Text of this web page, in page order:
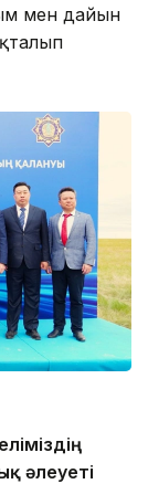
мен дайын
әлеуеті